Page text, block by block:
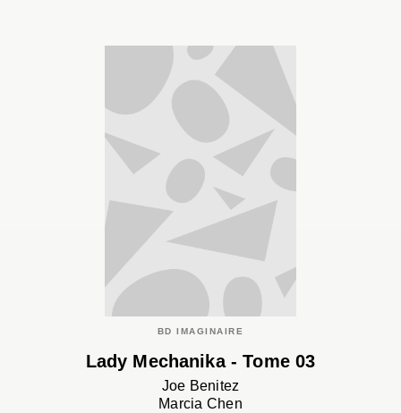
BD IMAGINAIRE
Lady Mechanika - Tome 03
Joe Benitez
Marcia Chen